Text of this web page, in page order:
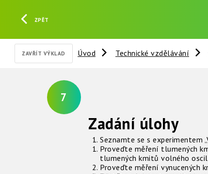
ZPĚT
ZAVŘÍT VÝKLAD Úvod Technické vzdělávání
7
Zadání úlohy
Seznamte se s experimentem
Proveďte měření tlumených
tlumených kmitů volného
Proveďte měření vynucených